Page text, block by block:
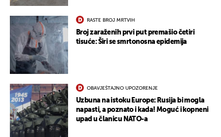
RASTE BROJ MRTVIH
Broj zaraženih prvi put premašio četiri
tisuće: Širi se smrtonosna epidemija
OBAVJEŠTAJNO UPOZORENJE
Uzbuna na istoku Europe: Rusija bi mogla
napasti, a poznato i kada! Moguć i kopneni
upad u članicu NATO-a